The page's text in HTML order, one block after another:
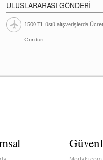
ULUSLARARASI GÖNDERİ
1500 TL üstü alışverişlerde
Gönderi